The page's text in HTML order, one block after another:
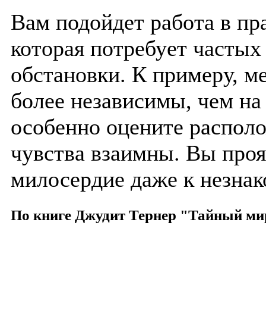
Вам подойдет работа в
которая потребует
обстановки. К примеру,
более независимы, чем
особенно оцените
чувства взаимны. Вы
милосердие даже к
По книге Джудит Тернер "Тайный